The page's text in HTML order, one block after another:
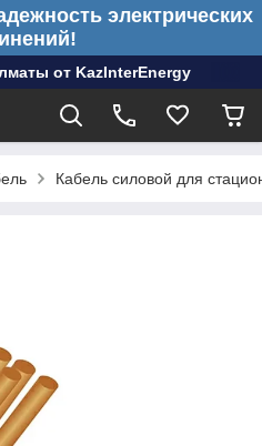
электрических
от KazInterEnergy
Кабель силовой для